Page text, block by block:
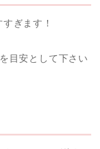
ぎます！
目安として下さい